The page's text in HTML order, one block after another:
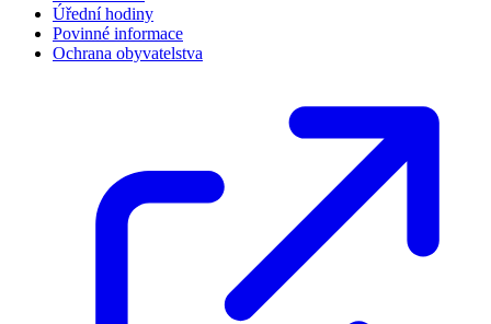
Úřední hodiny
Povinné informace
Ochrana obyvatelstva